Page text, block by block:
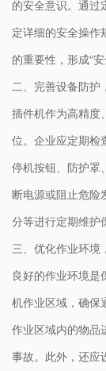
的安全意识。通过
定详细的安全操作
的重要性，形成“
二、完善设备防护
插件机作为高精度
位。企业应定期检
停机按钮、防护罩
断电源或阻止危险
分等进行定期维护
三、优化作业环境
良好的作业环境
机作业区域，确保
作业区域内的物品
事故。此外，还应